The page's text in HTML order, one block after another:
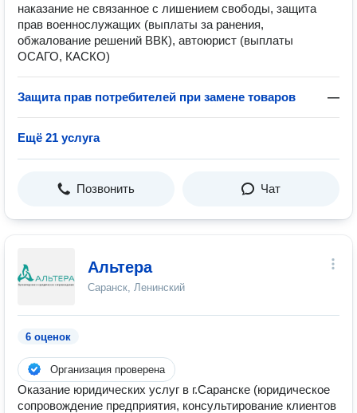
наказание не связанное с лишением свободы, защита
прав военнослужащих (выплаты за ранения,
обжалование решений ВВК), автоюрист (выплаты
ОСАГО, КАСКО)
Защита прав потребителей при замене товаров —
Ещё 21 услуга
Позвонить Чат
Альтера
Саранск, Ленинский
6 оценок
Организация проверена
Оказание юридических услуг в г.Саранске (юридическое
сопровождение предприятия, консультирование клиентов